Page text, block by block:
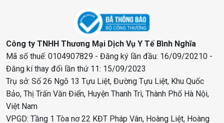
Công ty TNHH Thương Mại Dịch Vụ Y Tế Bình Nghĩa
Mã số thuế: 0104907829 - Đăng ký lần đầu: 16/09/20210 -
Đăng kí thay đổi lần thứ 11: 15/09/2023
Trụ sở: Số 26 Ngõ 13 Tựu Liệt, Đường Tựu Liệt, Khu Quốc
Bảo, Thị Trấn Văn Điển, Huyện Thanh Trì, Thành Phố Hà Nội,
Việt Nam
VPGD: Tầng 1 Tòa nơ 22 KĐT Pháp Vân, Hoàng Liệt, Hoàng